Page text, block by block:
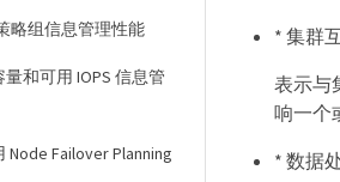
略组信息管理性能
和可用 IOPS 信息管
Node Failover Planning
* 集群
表示与
响一个
* 数据